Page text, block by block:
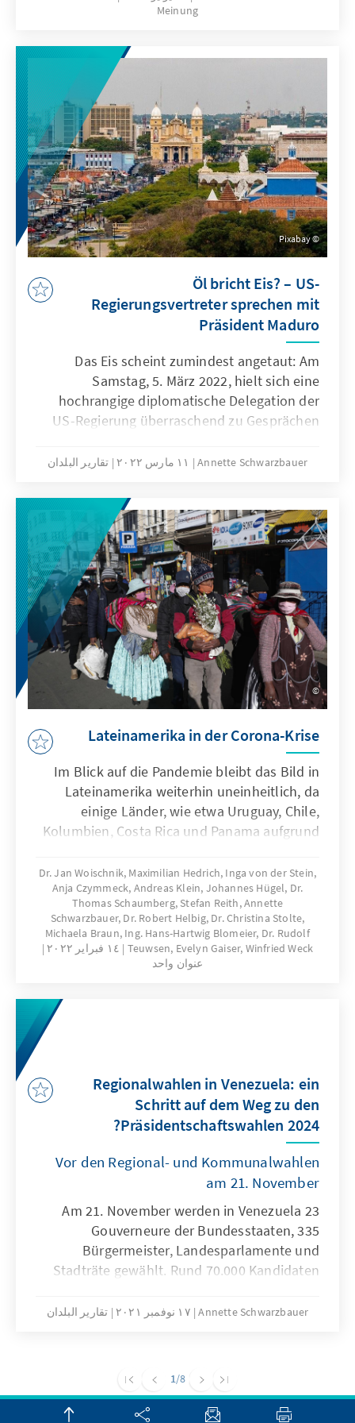
Meinung
Pixabay
Öl bricht Eis? – US-
Regierungsvertreter sprechen mit
Präsident Maduro
Das Eis scheint zumindest angetaut: Am
Samstag, 5. März 2022, hielt sich eine
hochrangige diplomatische Delegation der
US-Regierung überraschend zu Gesprächen
Nicolás Maduro in Caracas auf. Maduro
respektvoll, freundlich und sehr diplomatisch.
Die USA hatten im Februar 2019 im Zuge der
Anerkennung des Oppositionellen Juan
Guaidó als Interimspräsident von Venezuela
die diplomatischen Beziehungen
abgebrochen. Der Bedarf an Ersatz für Erdöl
aus Russland scheint die USA nun zu einer
Annäherung an das seit Jahren mit
Sanktionen belegte Venezuela zu bewegen.
Die aktuelle weltpolitische Konjunktur bietet
anscheinend sowohl für die USA als auch für
und mehr Pragmatismus.
Annette Schwarzbauer ١١ مارس ٢٠٢٢ تقارير البلدان
Lateinamerika in der Corona-Krise
Im Blick auf die Pandemie bleibt das Bild in
Lateinamerika weiterhin uneinheitlich, da
einige Länder, wie etwa Uruguay, Chile,
Kolumbien, Costa Rica und Panama aufgrund
schneller in eine „neue Normalität“
zurückgefunden haben, während Länder wie
Argentinien, Peru, Ecuador, Bolivien und
Guatemala weiterhin einen geeigneten
Umgang mit der Pandemie und deren Folgen
suchen. In Mexiko und Brasilien bleibt die
klarer Kommunikation und Durchsetzung von
Dr. Jan Woischnik, Maximilian Hedrich, Inga von der Stein,
Anja Czymmeck, Andreas Klein, Johannes Hügel, Dr.
Thomas Schaumberg, Stefan Reith, Annette
Schwarzbauer, Dr. Robert Helbig, Dr. Christina Stolte,
Michaela Braun, Ing. Hans-Hartwig Blomeier, Dr. Rudolf
Teuwsen, Evelyn Gaiser, Winfried Weck
١٤ فبراير ٢٠٢٢
عنوان واحد
Regionalwahlen in Venezuela: ein
Schritt auf dem Weg zu den
Präsidentschaftswahlen 2024?
Vor den Regional- und Kommunalwahlen
am 21. November
Am 21. November werden in Venezuela 23
Gouverneure der Bundesstaaten, 335
Bürgermeister, Landesparlamente und
Stadträte gewählt. Rund 70.000 Kandidaten
von „Mega-Wahlen“ gesprochen. Im
Erwartungen an die Wahlbeteiligung und die
Ergebnisse für die Opposition.
Annette Schwarzbauer ١٧ نوفمبر ٢٠٢١ تقارير البلدان
1/8